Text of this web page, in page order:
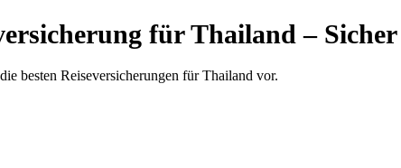
für Thailand –
besten Reiseversicherungen für Thailand vor.